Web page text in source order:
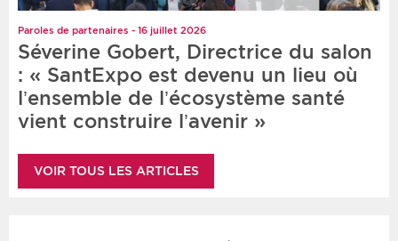
Paroles de partenaires - 16 juillet 2026
Séverine Gobert, Directrice du salon
: « SantExpo est devenu un lieu où
l’ensemble de l’écosystème santé
vient construire l’avenir »
VOIR TOUS LES ARTICLES